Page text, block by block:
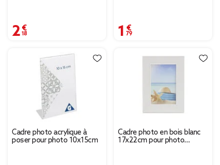
2,18 € 1,79 €
Cadre photo acrylique à
poser pour photo 10x15cm
Cadre photo en bois blanc
17x22cm pour photo